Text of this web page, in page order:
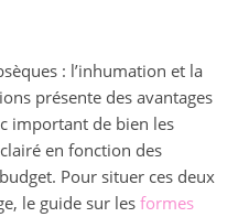
: l’inhumation et la
présente des avantages
important de bien les
en fonction des
Pour situer ces deux
le guide sur les formes